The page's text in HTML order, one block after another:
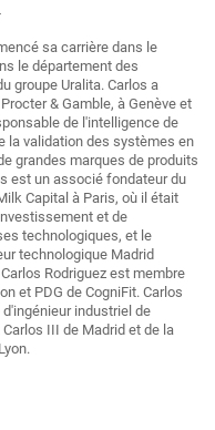
sa carrière dans le
le département des
groupe Uralita. Carlos a
& Gamble, à Genève et
de l'intelligence de
la validation des systèmes en
grandes marques de produits
est un associé fondateur du
Capital à Paris, où il était
et de
technologiques, et le
technologique Madrid
Rodriguez est membre
et PDG de CogniFit. Carlos
industriel de
III de Madrid et de la